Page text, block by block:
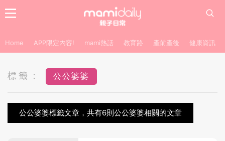
Home APP限定內容! mami熱話 教育路 產前產後 健康資訊
標籤： 公公婆婆
公公婆婆標籤文章，共有6則公公婆婆相關的文章